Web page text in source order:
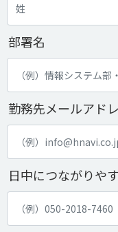
部署名
勤務先メールアド
日中につながりや